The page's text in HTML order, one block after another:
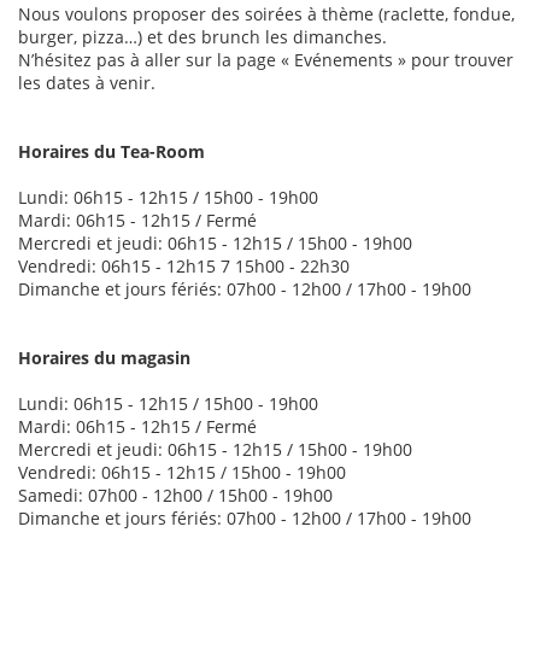
Nous voulons proposer des soirées à thème (raclette, fondue,
burger, pizza…) et des brunch les dimanches.
N’hésitez pas à aller sur la page « Evénements » pour trouver
les dates à venir.
Horaires du Tea-Room
Lundi: 06h15 - 12h15 / 15h00 - 19h00
Mardi: 06h15 - 12h15 / Fermé
Mercredi et jeudi: 06h15 - 12h15 / 15h00 - 19h00
Vendredi: 06h15 - 12h15 7 15h00 - 22h30
Dimanche et jours fériés: 07h00 - 12h00 / 17h00 - 19h00
Horaires du magasin
Lundi: 06h15 - 12h15 / 15h00 - 19h00
Mardi: 06h15 - 12h15 / Fermé
Mercredi et jeudi: 06h15 - 12h15 / 15h00 - 19h00
Vendredi: 06h15 - 12h15 / 15h00 - 19h00
Samedi: 07h00 - 12h00 / 15h00 - 19h00
Dimanche et jours fériés: 07h00 - 12h00 / 17h00 - 19h00